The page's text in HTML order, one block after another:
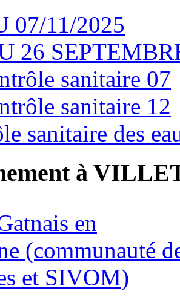
07/11/2025
26
sanitaire 07
sanitaire 12
sanitaire des
à